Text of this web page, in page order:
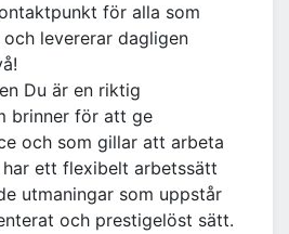
för alla som
levererar dagligen
Du är en riktig
brinner för att ge
och som gillar att arbeta
ett flexibelt arbetssätt
utmaningar som uppstår
och prestigelöst sätt.